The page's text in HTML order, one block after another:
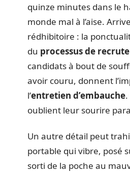
quinze minutes dans le
monde mal à l’aise.
rédhibitoire : la
du processus de
candidats à bout de
avoir couru, donnent
l’entretien d’embauche
oublient leur sourire
Un autre détail peut
portable qui vibre, posé
sorti de la poche au